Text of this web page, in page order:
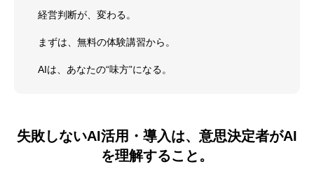
経営判断が、変わる。
まずは、無料の体験講習から。
AIは、あなたの“味方”になる。
失敗しないAI活用・導入は、意思決定者がAI
を理解すること。